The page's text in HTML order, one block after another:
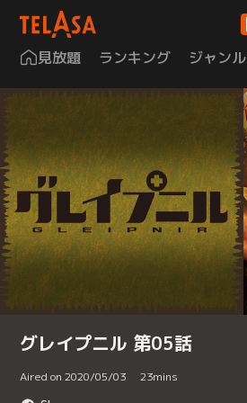
見放題 ランキング ジャンル
グレイプニル 第05話
Aired on 2020/05/03 23mins